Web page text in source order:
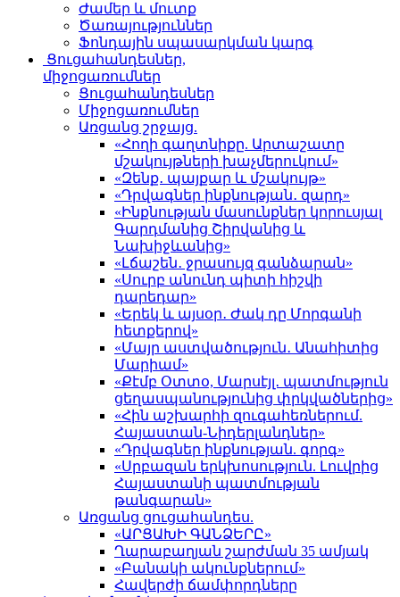
Ժամեր և մուտք
Ծառայություններ
Ֆոնդային սպասարկման կարգ
Ցուցահանդեսներ,
միջոցառումներ
Ցուցահանդեսներ
Միջոցառումներ
Առցանց շրջայց.
«Հողի գաղտնիքը. Արտաշատը
մշակույթների խաչմերուկում»
«Զենք․ պայքար և մշակույթ»
«Դրվագներ ինքնության․ զարդ»
«Ինքնության մասունքներ կորուսյալ
Գարդմանից Շիրվանից և
Նախիջևանից»
«Լճաշեն․ ջրասույզ գանձարան»
«Սուրբ անունդ պիտի հիշվի
դարեդար»
«Երեկ և այսօր․ Ժակ դը Մորգանի
հետքերով»
«Մայր աստվածություն․ Անահիտից
Մարիամ»
«Քէմբ Օտտօ, Մարսէյլ․ պատմություն
ցեղասպանությունից փրկվածներից»
«Հին աշխարհի զուգահեռներում.
Հայաստան-Նիդերլանդներ»
«Դրվագներ ինքնության. գորգ»
«Սրբազան երկխոսություն. Լուվրից
Հայաստանի պատմության
թանգարան»
Առցանց ցուցահանդես.
«ԱՐՑԱԽԻ ԳԱՆՁԵՐԸ»
Ղարաբաղյան շարժման 35 ամյակ
«Բանակի ակունքներում»
Հավերժի ճամփորդները